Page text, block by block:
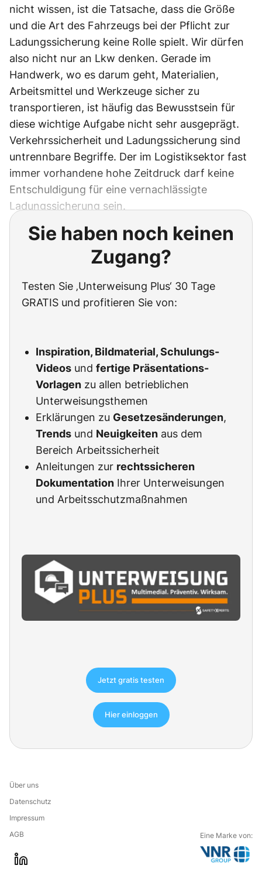
nicht wissen, ist die Tatsache, dass die Größe
und die Art des Fahrzeugs bei der Pflicht zur
Ladungssicherung keine Rolle spielt. Wir dürfen
also nicht nur an Lkw denken. Gerade im
Handwerk, wo es darum geht, Materialien,
Arbeitsmittel und Werkzeuge sicher zu
transportieren, ist häufig das Bewusstsein für
diese wichtige Aufgabe nicht sehr ausgeprägt.
Verkehrssicherheit und Ladungssicherung sind
untrennbare Begriffe. Der im Logistiksektor fast
immer vorhandene hohe Zeitdruck darf keine
Entschuldigung für eine vernachlässigte
Ladungssicherung sein.
Sie haben noch keinen
Zugang?
Testen Sie ‚Unterweisung Plus‘ 30 Tage
GRATIS und profitieren Sie von:
Inspiration, Bildmaterial, Schulungs-
Videos und fertige Präsentations-
Vorlagen zu allen betrieblichen
Unterweisungsthemen
Erklärungen zu Gesetzesänderungen,
Trends und Neuigkeiten aus dem
Bereich Arbeitssicherheit
Anleitungen zur rechtssicheren
Dokumentation Ihrer Unterweisungen
und Arbeitsschutzmaßnahmen
Jetzt gratis testen
Hier einloggen
Über uns
Datenschutz
Impressum
AGB
Eine Marke von: